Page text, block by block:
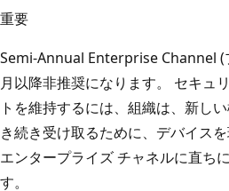
重要
Semi-Annual Enterprise Channel (
月以降非推奨になります。 セキュ
トを維持するには、組織は、新し
き続き受け取るために、デバイス
エンタープライズ チャネルに直ち
す。